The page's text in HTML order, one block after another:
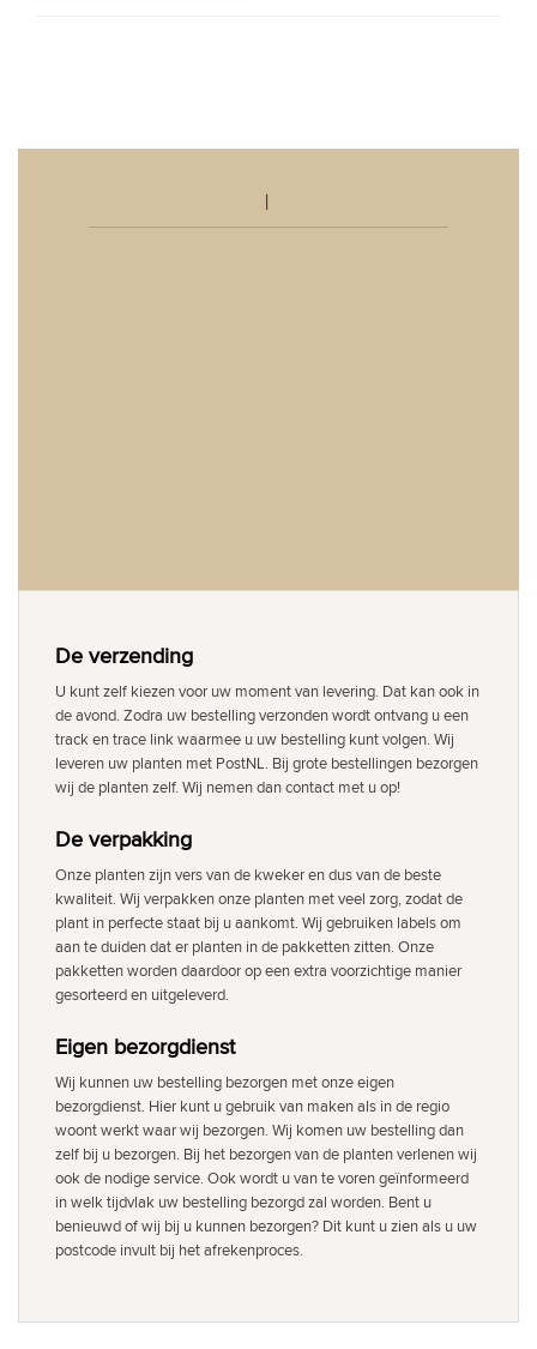
De verzending
U kunt zelf kiezen voor uw moment van levering. Dat kan ook in
de avond. Zodra uw bestelling verzonden wordt ontvang u een
track en trace link waarmee u uw bestelling kunt volgen. Wij
leveren uw planten met PostNL. Bij grote bestellingen bezorgen
wij de planten zelf. Wij nemen dan contact met u op!
De verpakking
Onze planten zijn vers van de kweker en dus van de beste
kwaliteit. Wij verpakken onze planten met veel zorg, zodat de
plant in perfecte staat bij u aankomt. Wij gebruiken labels om
aan te duiden dat er planten in de pakketten zitten. Onze
pakketten worden daardoor op een extra voorzichtige manier
gesorteerd en uitgeleverd.
Eigen bezorgdienst
Wij kunnen uw bestelling bezorgen met onze eigen
bezorgdienst. Hier kunt u gebruik van maken als in de regio
woont werkt waar wij bezorgen. Wij komen uw bestelling dan
zelf bij u bezorgen. Bij het bezorgen van de planten verlenen wij
ook de nodige service. Ook wordt u van te voren geïnformeerd
in welk tijdvlak uw bestelling bezorgd zal worden. Bent u
benieuwd of wij bij u kunnen bezorgen? Dit kunt u zien als u uw
postcode invult bij het afrekenproces.